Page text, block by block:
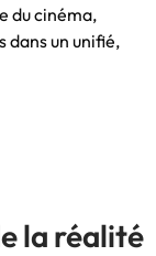
du cinéma,
un unifié,
la réalité